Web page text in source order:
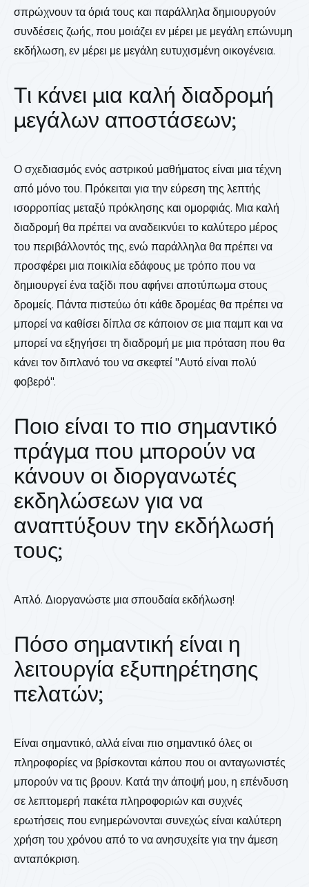
σπρώχνουν τα όριά τους και παράλληλα δημιουργούν
συνδέσεις ζωής, που μοιάζει εν μέρει με μεγάλη επώνυμη
εκδήλωση, εν μέρει με μεγάλη ευτυχισμένη οικογένεια.
Τι κάνει μια καλή διαδρομή
μεγάλων αποστάσεων;
Ο σχεδιασμός ενός αστρικού μαθήματος είναι μια τέχνη
από μόνο του. Πρόκειται για την εύρεση της λεπτής
ισορροπίας μεταξύ πρόκλησης και ομορφιάς. Μια καλή
διαδρομή θα πρέπει να αναδεικνύει το καλύτερο μέρος
του περιβάλλοντός της, ενώ παράλληλα θα πρέπει να
προσφέρει μια ποικιλία εδάφους με τρόπο που να
δημιουργεί ένα ταξίδι που αφήνει αποτύπωμα στους
δρομείς. Πάντα πιστεύω ότι κάθε δρομέας θα πρέπει να
μπορεί να καθίσει δίπλα σε κάποιον σε μια παμπ και να
μπορεί να εξηγήσει τη διαδρομή με μια πρόταση που θα
κάνει τον διπλανό του να σκεφτεί "Αυτό είναι πολύ
φοβερό".
Ποιο είναι το πιο σημαντικό
πράγμα που μπορούν να
κάνουν οι διοργανωτές
εκδηλώσεων για να
αναπτύξουν την εκδήλωσή
τους;
Απλό. Διοργανώστε μια σπουδαία εκδήλωση!
Πόσο σημαντική είναι η
λειτουργία εξυπηρέτησης
πελατών;
Είναι σημαντικό, αλλά είναι πιο σημαντικό όλες οι
πληροφορίες να βρίσκονται κάπου που οι ανταγωνιστές
μπορούν να τις βρουν. Κατά την άποψή μου, η επένδυση
σε λεπτομερή πακέτα πληροφοριών και συχνές
ερωτήσεις που ενημερώνονται συνεχώς είναι καλύτερη
χρήση του χρόνου από το να ανησυχείτε για την άμεση
ανταπόκριση.